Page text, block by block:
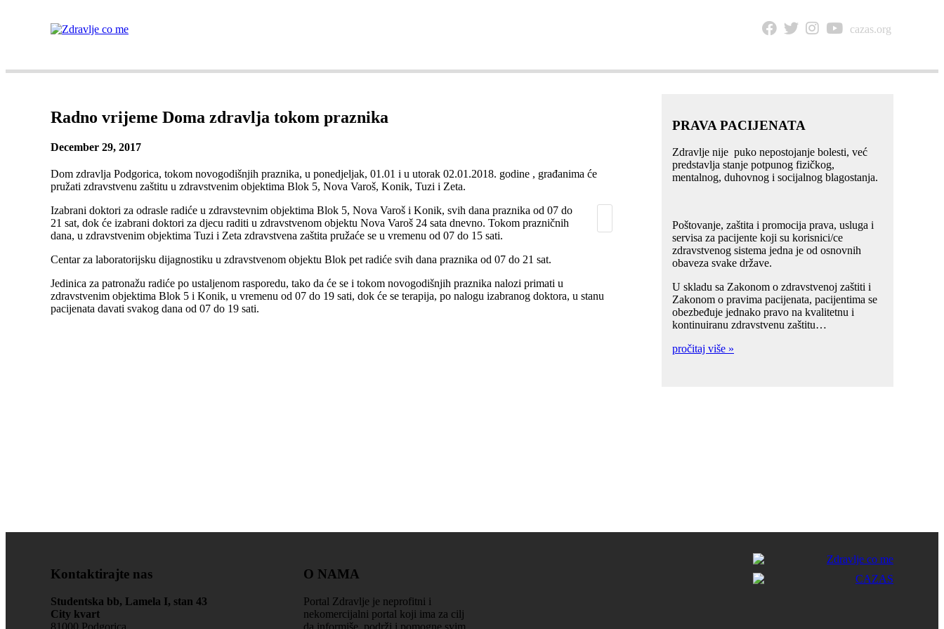
cazas.org
Radno vrijeme Doma zdravlja tokom praznika
December 29, 2017
Dom zdravlja Podgorica, tokom novogodišnjih praznika, u ponedjeljak, 01.01 i u utorak 02.01.2018. godine , građanima će
pružati zdravstvenu zaštitu u zdravstvenim objektima Blok 5, Nova Varoš, Konik, Tuzi i Zeta.
Izabrani doktori za odrasle radiće u zdravstevnim objektima Blok 5, Nova Varoš i Konik, svih dana praznika od 07 do
21 sat, dok će izabrani doktori za djecu raditi u zdravstvenom objektu Nova Varoš 24 sata dnevno. Tokom prazničnih
dana, u zdravstvenim objektima Tuzi i Zeta zdravstvena zaštita pružaće se u vremenu od 07 do 15 sati.
Centar za laboratorijsku dijagnostiku u zdravstvenom objektu Blok pet radiće svih dana praznika od 07 do 21 sat.
Jedinica za patronažu radiće po ustaljenom rasporedu, tako da će se i tokom novogodišnjih praznika nalozi primati u
zdravstvenim objektima Blok 5 i Konik, u vremenu od 07 do 19 sati, dok će se terapija, po nalogu izabranog doktora, u stanu
pacijenata davati svakog dana od 07 do 19 sati.
PRAVA PACIJENATA
Zdravlje nije puko nepostojanje bolesti, već
predstavlja stanje potpunog fizičkog,
mentalnog, duhovnog i socijalnog blagostanja.
Poštovanje, zaštita i promocija prava, usluga i
servisa za pacijente koji su korisnici/ce
zdravstvenog sistema jedna je od osnovnih
obaveza svake države.
U skladu sa Zakonom o zdravstvenoj zaštiti i
Zakonom o pravima pacijenata, pacijentima se
obezbeđuje jednako pravo na kvalitetnu i
kontinuiranu zdravstvenu zaštitu…
pročitaj više »
Kontaktirajte nas
Studentska bb, Lamela I, stan 43
City kvart
81000 Podgorica
O NAMA
Portal Zdravlje je neprofitni i
nekomercijalni portal koji ima za cilj
da informiše, podrži i pomogne svim